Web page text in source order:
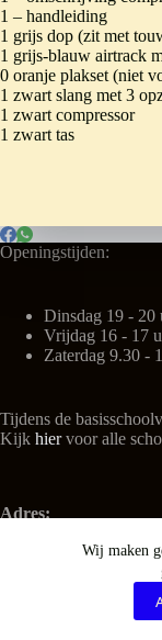
Wij maken
1 – handleiding
1 grijs dop (zit met
1 grijs-blauw airtrack
0 oranje plakset (niet
1 zwart slang met 3
1 zwart compressor
1 zwart tas
Openingstijden:
Dinsdag 19 - 20
Vrijdag 16 - 17
Zaterdag 9.30 -
Tijdens de
Kijk hiervoor alle
Adres:
Nieuwe Weg 3
Tel: 06-25116435
Copyright © 2025 -